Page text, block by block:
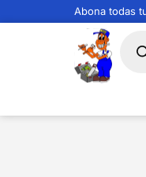
Abona todas